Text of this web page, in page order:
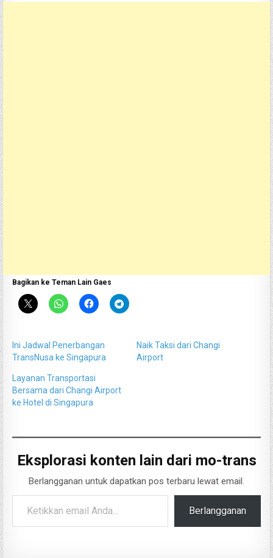
Bagikan ke Teman Lain Gaes
Ini Jadwal Penerbangan
TransNusa ke Singapura
Naik Taksi dari Changi
Airport
Layanan Transportasi
Bersama dari Changi Airport
ke Hotel di Singapura
Eksplorasi konten lain dari mo-trans
Berlangganan untuk dapatkan pos terbaru lewat email.
Ketikkan email Anda...
Berlangganan